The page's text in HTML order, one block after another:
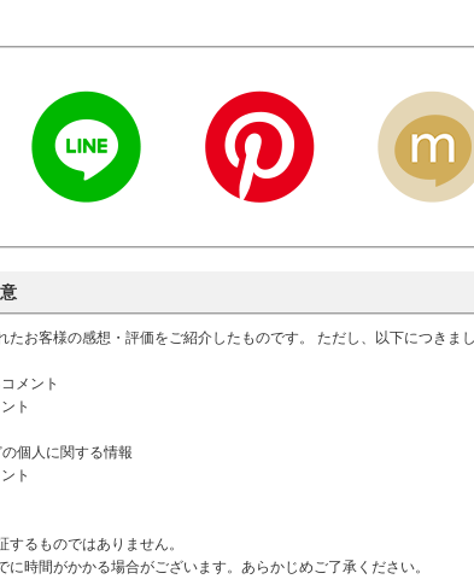
たお客様の感想・評価をご紹介したものです。 ただし、以下につき
メント
ト
個人に関する情報
ト
るものではありません。
時間がかかる場合がございます。あらかじめご了承ください。